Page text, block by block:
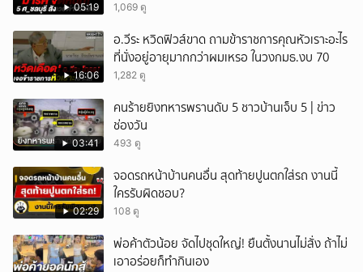
05:19 1,069 ดู
16:06
อ.วีระ หวิดฟิวส์ขาด ถามข้าราชการคุณหัวเราะอะไร
ที่นั่งอยู่อายุมากกว่าผมเหรอ ในวงกมธ.งบ 70
1,282 ดู
03:41
คนร้ายยิงทหารพรานดับ 5 ชาวบ้านเจ็บ 5 | ข่าว
ช่องวัน
493 ดู
02:29
จอดรถหน้าบ้านคนอื่น สุดท้ายปูนตกใส่รถ งานนี้
ใครรับผิดชอบ?
108 ดู
พ่อค้าตัวน้อย จัดไปชุดใหญ่! ยืนตั้งนานไม่สั่ง ถ้าไม่
เอาอร่อยก็ทำกินเอง